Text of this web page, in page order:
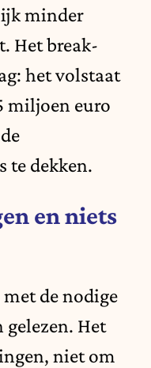
minder
Het break-
het volstaat
miljoen euro
te dekken.
en niets
de nodige
Het
niet om